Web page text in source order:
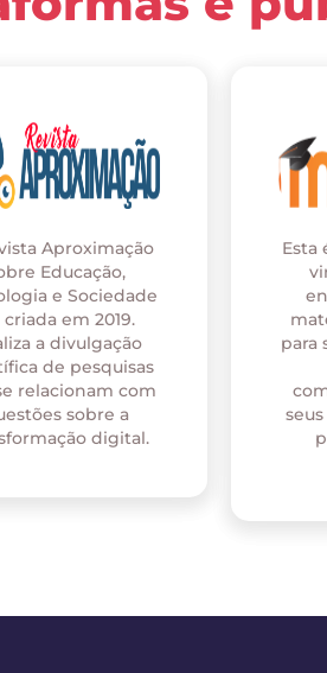
Aproximação
Educação,
e Sociedade
em 2019.
a divulgação
de pesquisas
relacionam com
sobre a
digital.
Esta
para